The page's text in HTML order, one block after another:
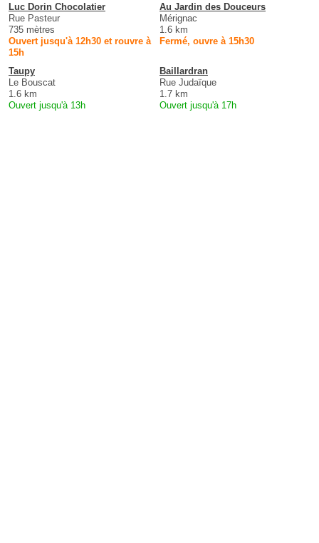
Luc Dorin Chocolatier
Rue Pasteur
735 mètres
Ouvert jusqu'à 12h30 et rouvre à
15h
Au Jardin des Douceurs
Mérignac
1.6 km
Fermé, ouvre à 15h30
Taupy
Le Bouscat
1.6 km
Ouvert jusqu'à 13h
Baillardran
Rue Judaïque
1.7 km
Ouvert jusqu'à 17h